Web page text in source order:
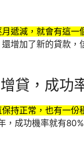
遞減，就會有這
增加了新的貸款
貸，成功
持正常，也有一份
，成功機率就有